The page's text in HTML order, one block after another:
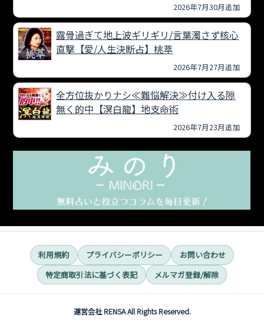
2026年7月30月追加
露骨過ぎて地上波ギリギリ/言葉濁さず核心
直撃【愛/人生決断占】桃萃
2026年7月27月追加
全方位抜かりナシ≪難悩解決≫付け入る隙
無く的中【溟白龍】地支命術
2026年7月23月追加
利用規約 プライバシーポリシー
お問い合わせ
特定商取引法に基づく表記
メルマガ登録/解除
運営会社 RENSA All Rights Reserved.